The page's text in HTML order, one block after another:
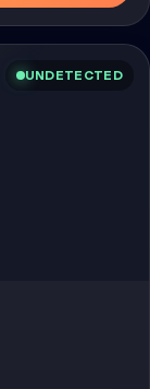
UNDETECTED